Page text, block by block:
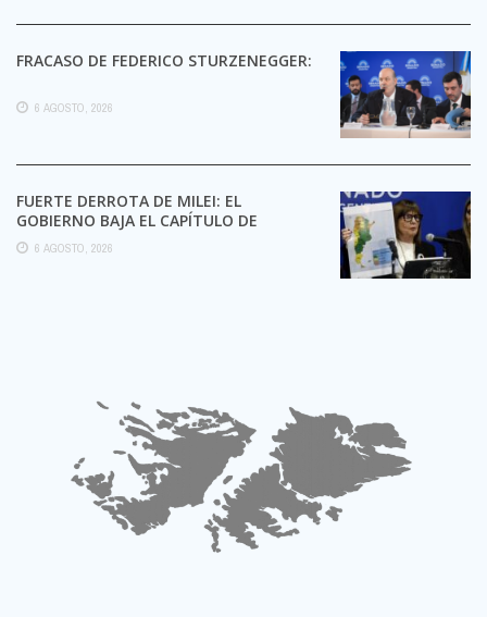
FRACASO DE FEDERICO STURZENEGGER:
6 AGOSTO, 2026
FUERTE DERROTA DE MILEI: EL
GOBIERNO BAJA EL CAPÍTULO DE
EXTRANJERIZACIÓN DE TIERRAS
6 AGOSTO, 2026